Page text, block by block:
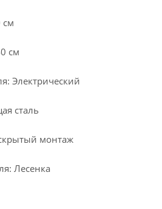
см
см
Электрический
сталь
монтаж
Лесенка